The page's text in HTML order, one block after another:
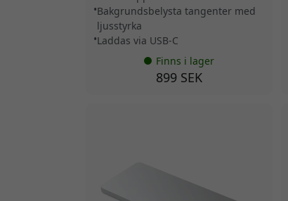
Bakgrundsbelysta tangenter med
ljusstyrka
Laddas via USB-C
Finns i lager
899 SEK